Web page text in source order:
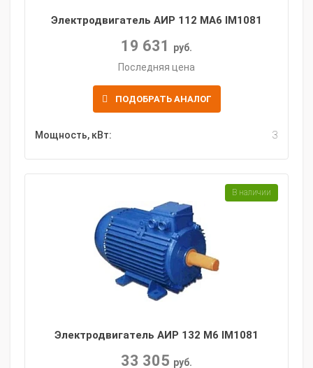
Электродвигатель АИР 112 MA6 IM1081
19 631
руб.
Последняя цена
ПОДОБРАТЬ АНАЛОГ
Мощность, кВт: 3
Электродвигатель АИР 132 M6 IM1081
33 305 руб.
В наличии